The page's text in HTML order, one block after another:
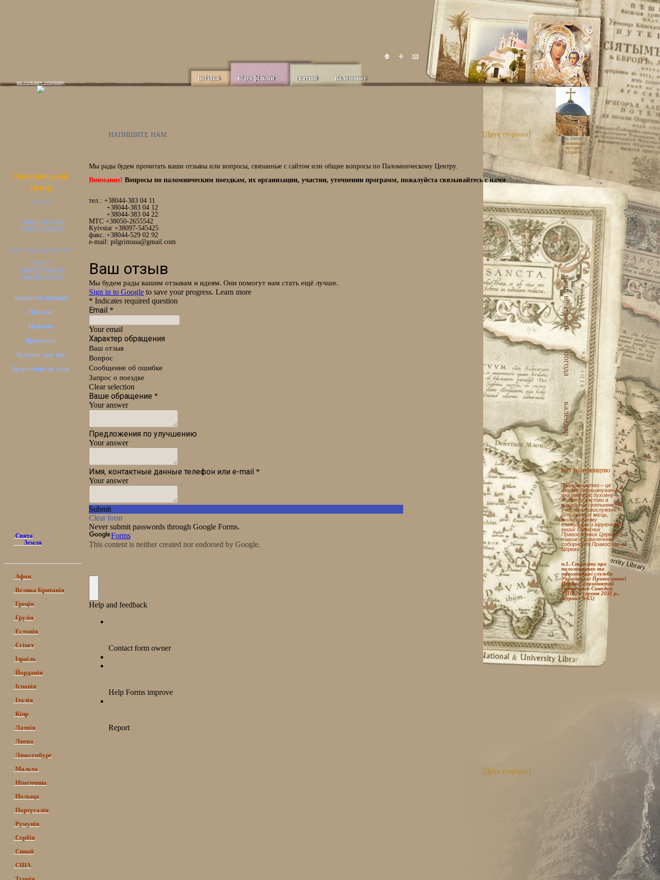
поїздки відеофільми святині паломнику
на головну сторінку
Паломницький
Центр
Україна
+38050-2655542
+38097-5454255
pilgrimsua@gmail.com
VIBER
+380975454255
+380502655542
Замовити поїздку
Про нас
Новини
Враження
Відгуки про нас
Зворотний зв'язок
Свята
Земля
Афон
Велика Британія
Греція
Грузія
Естонія
Єгіпет
Ізраїль
Йорданія
Іспанія
Італія
Кіпр
Латвія
Литва
Люксембург
Мальта
Німеччина
Польща
Португалія
Румунія
Сербія
Синай
США
Свята Земля
паломницькі
поїздки
в Ізраїль
наші контакти
погода
календар
НАПИШИТЕ НАМ [Друк сторінки]
Мы рады будем прочитать ваши отзывы или вопросы, связанные с сайтом или общие вопросы по Паломническому Центру.
Внимание! Вопросы по паломническим поездкам, их организации, участии, уточнении программ, пожалуйста связывайтесь с нами
тел.: +38044-383 04 11
+38044-383 04 12
+38044-383 04 22
MTC +38050-2655542
Kyivstar +38097-545425
факс.:+38044-529 02 92
e-mail: pilgrimsua@gmail.com
[Друк сторінки]
ПРО ПАЛОМНИЦТВО
"Паломництво – це
форма богошанування,
яка реалізує духовну
потребу пастви в
поклонінні святиням,
участі в богослужінні
біля святих місць,
молитовному
спілкуванні з віруючими
інших Помісних
Православних Церков, а
також є виявленням
соборності Православної
Церкви."
п.1. Статуту про
паломництво та
паломницькі служби
Української Православної
Церкви" (прийнятий
Священним Синодом
УПЦ 26 серпня 2011 р.,
журнал №65)